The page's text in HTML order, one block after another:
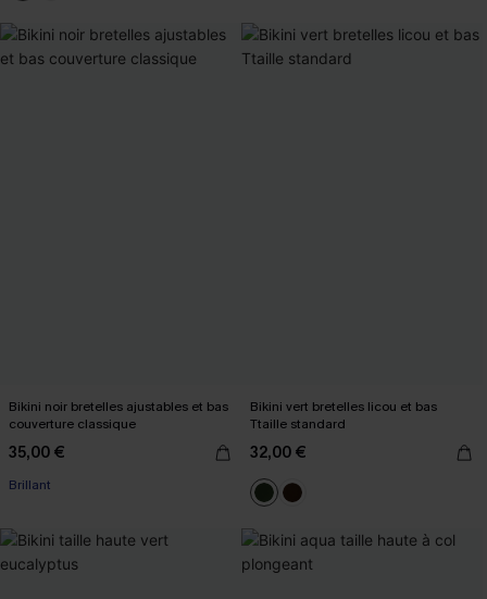
Bikini noir bretelles ajustables et bas
couverture classique
35,00 €
Brillant
Bikini vert bretelles licou et bas
Ttaille standard
32,00 €